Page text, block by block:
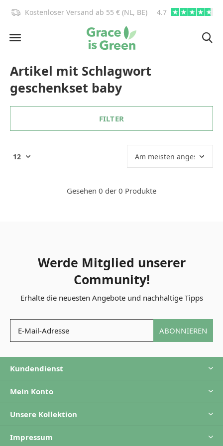
Kostenloser Versand ab 55 € (NL, BE) 4.7
Artikel mit Schlagwort
geschenkset baby
FILTER
Gesehen 0 der 0 Produkte
Werde Mitglied unserer
Community!
Erhalte die neuesten Angebote und nachhaltige Tipps
ABONNIEREN
Kundendienst
Mein Konto
Unsere Kollektion
Impressum